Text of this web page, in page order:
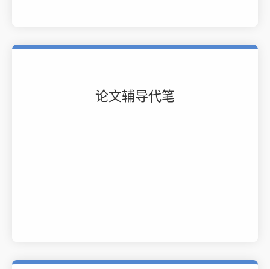
论文辅导代笔